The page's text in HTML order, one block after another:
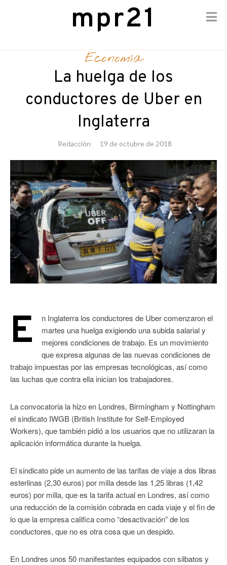
mpr21
Economía
La huelga de los
conductores de Uber en
Inglaterra
Redacción 19 de octubre de 2018
E
n Inglaterra los conductores de Uber comenzaron el
martes una huelga exigiendo una subida salarial y
mejores condiciones de trabajo. Es un movimiento
que expresa algunas de las nuevas condiciones de
trabajo impuestas por las empresas tecnológicas, así como
las luchas que contra ella inician los trabajadores.
La convocatoria la hizo en Londres, Birmingham y Nottingham
el sindicato IWGB (British Institute for Self-Employed
Workers), que también pidió a los usuarios que no utilizaran la
aplicación informática durante la huelga.
El sindicato pide un aumento de las tarifas de viaje a dos libras
esterlinas (2,30 euros) por milla desde las 1,25 libras (1,42
euros) por milla, que es la tarifa actual en Londres, así como
una reducción de la comisión cobrada en cada viaje y el fin de
lo que la empresa califica como “desactivación” de los
conductores, que no es otra cosa que un despido.
En Londres unos 50 manifestantes equipados con silbatos y